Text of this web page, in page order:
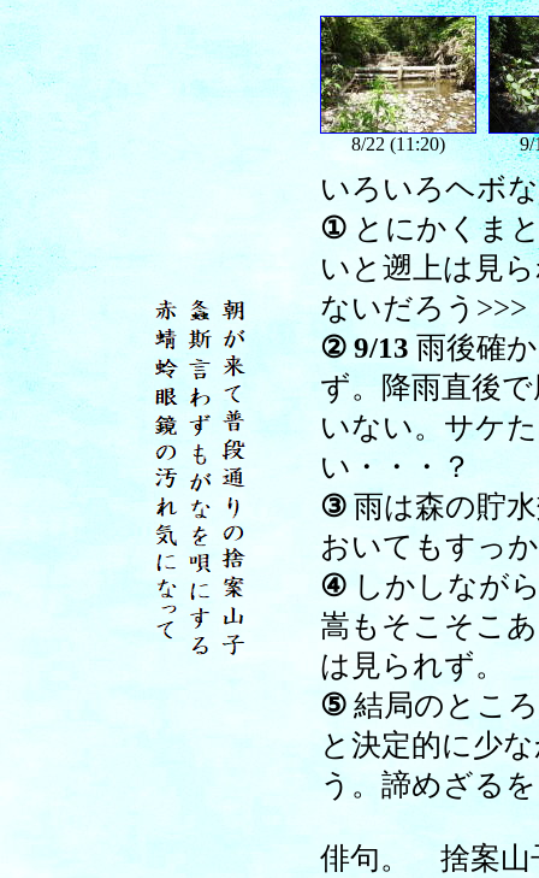
8/22 (11:20) 9/
いろいろヘボ
① とにかくま
いと遡上は見
ないだろう>>>
② 9/13 雨後確
ず。降雨直後
いない。サケ
い・・・？
③ 雨は森の貯
おいてもすっ
④ しかしなが
嵩もそこそこ
は見られず。
⑤ 結局のとこ
と決定的に少
う。諦めざる
俳句。 捨案山